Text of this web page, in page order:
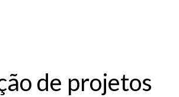
de projetos